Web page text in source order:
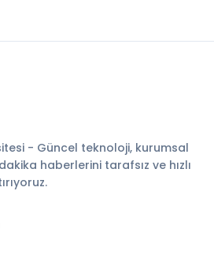
- Güncel teknoloji, kurumsal
haberlerini tarafsız ve hızlı